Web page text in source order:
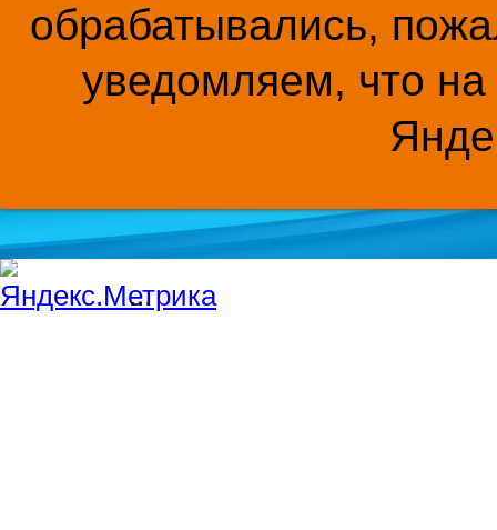
обрабатывались,
уведомляем, что на
...